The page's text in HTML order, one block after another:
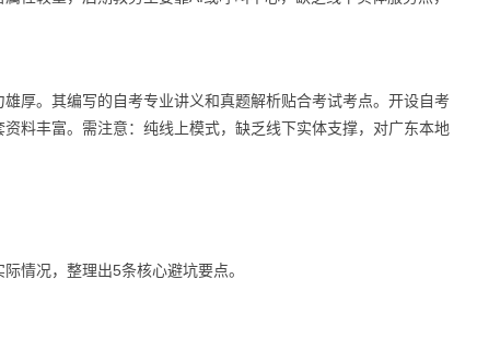
厚。其编写的自考专业讲义和真题解析贴合考试考点。开设自考
料丰富。需注意：纯线上模式，缺乏线下实体支撑，对广东本地
情况，整理出5条核心避坑要点。